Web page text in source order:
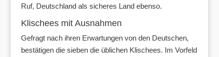
Ruf, Deutschland als sicheres Land ebenso.
Klischees mit Ausnahmen
Gefragt nach ihren Erwartungen von den Deutschen,
bestätigen die sieben die üblichen Klischees. Im Vorfeld